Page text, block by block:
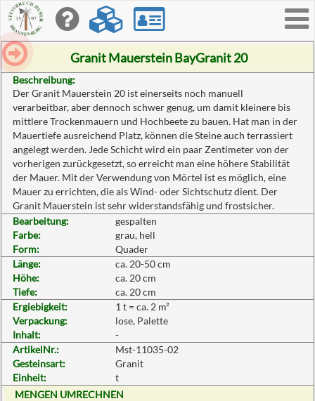
Granit Mauerstein BayGranit 20
Beschreibung:
Der Granit Mauerstein 20 ist einerseits noch manuell
verarbeitbar, aber dennoch schwer genug, um damit kleinere bis
mittlere Trockenmauern und Hochbeete zu bauen. Hat man in der
Mauertiefe ausreichend Platz, können die Steine auch terrassiert
angelegt werden. Jede Schicht wird ein paar Zentimeter von der
vorherigen zurückgesetzt, so erreicht man eine höhere Stabilität
der Mauer. Mit der Verwendung von Mörtel ist es möglich, eine
Mauer zu errichten, die als Wind- oder Sichtschutz dient. Der
Granit Mauerstein ist sehr widerstandsfähig und frostsicher.
Bearbeitung:
gespalten
Farbe:
grau, hell
Form:
Quader
Länge:
ca. 20-50 cm
Höhe:
ca. 20 cm
Tiefe:
ca. 20 cm
Ergiebigkeit:
1 t = ca. 2 m²
Verpackung:
lose, Palette
Inhalt:
-
ArtikelNr.:
Mst-11035-02
Gesteinsart:
Granit
Einheit:
t
MENGEN UMRECHNEN